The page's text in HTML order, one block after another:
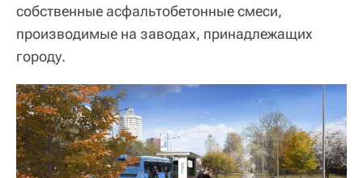
собственные асфальтобетонные смеси,
производимые на заводах, принадлежащих
городу.